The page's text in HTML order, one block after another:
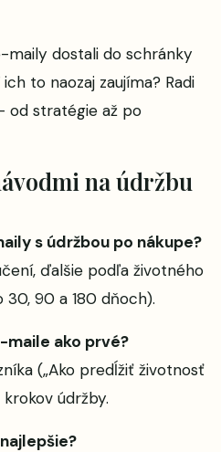
maily dostali do schránky
to naozaj zaujíma? Radi
od stratégie až po
na údržbu
s údržbou po nákupe?
ďalšie podľa životného
90 a 180 dňoch).
ako prvé?
(„Ako predĺžiť životnosť
údržby.